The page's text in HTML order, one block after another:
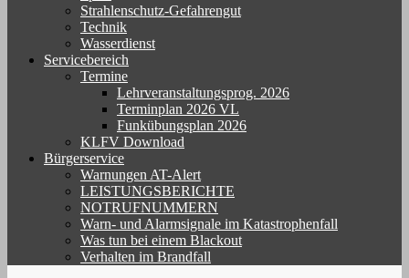
Strahlenschutz-Gefahrengut
Technik
Wasserdienst
Servicebereich
Termine
Lehrveranstaltungsprog. 2026
Terminplan 2026 VL
Funkübungsplan 2026
KLFV Download
Bürgerservice
Warnungen AT-Alert
LEISTUNGSBERICHTE
NOTRUFNUMMERN
Warn- und Alarmsignale im Katastrophenfall
Was tun bei einem Blackout
Verhalten im Brandfall